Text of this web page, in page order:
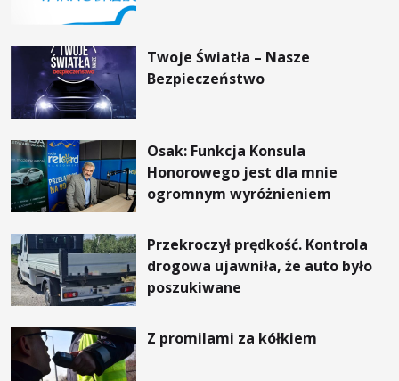
Twoje Światła – Nasze
Bezpieczeństwo
Osak: Funkcja Konsula
Honorowego jest dla mnie
ogromnym wyróżnieniem
Przekroczył prędkość. Kontrola
drogowa ujawniła, że auto było
poszukiwane
Z promilami za kółkiem